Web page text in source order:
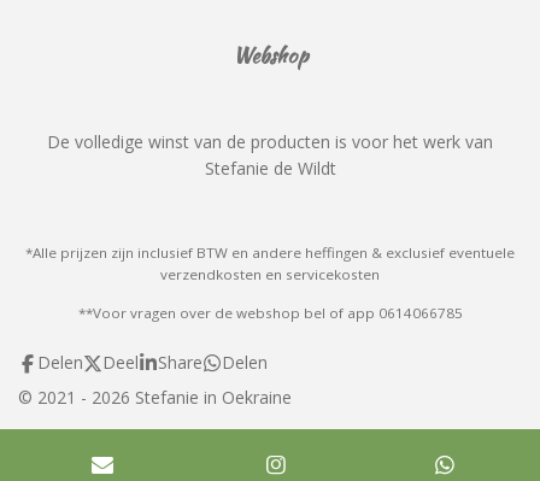
Webshop
De volledige winst van de producten is voor het werk van
Stefanie de Wildt
*Alle prijzen zijn inclusief BTW en andere heffingen & exclusief eventuele
verzendkosten en servicekosten
**Voor vragen over de webshop bel of app 0614066785
Delen Deel Share
Delen
© 2021 - 2026 Stefanie in Oekraine